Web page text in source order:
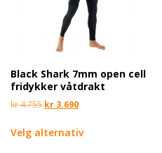
Black Shark 7mm open cell
fridykker våtdrakt
kr4.755 kr 3.690
Velg alternativ